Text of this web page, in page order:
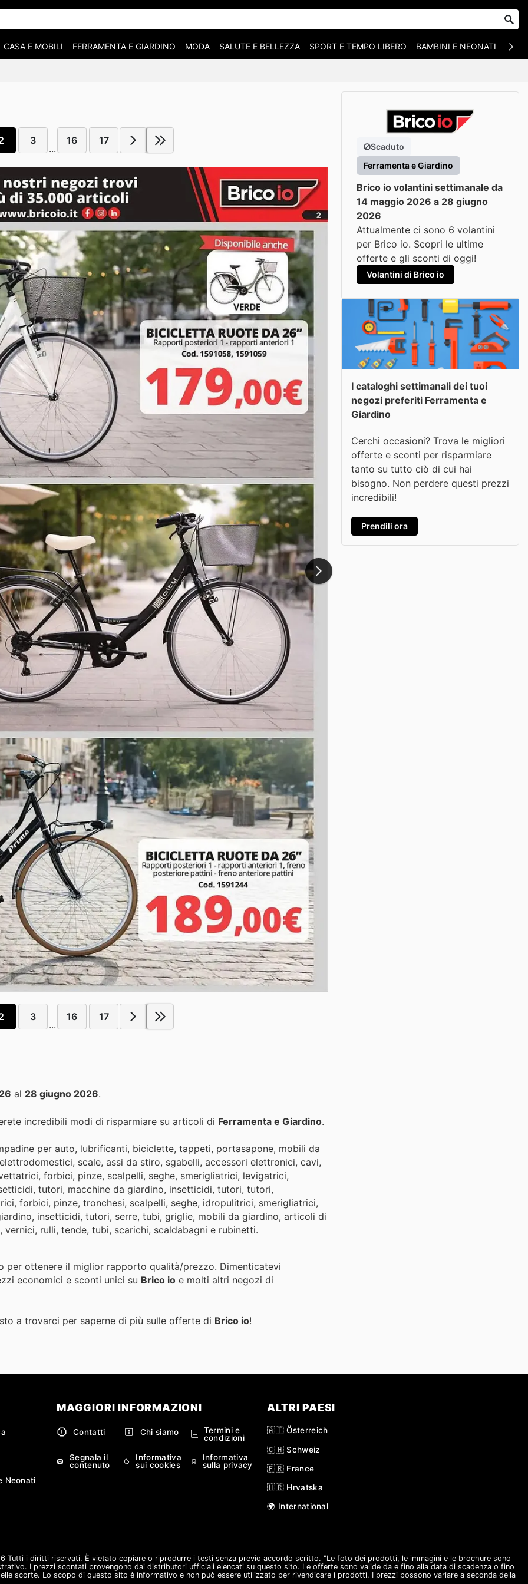
CASA E MOBILI FERRAMENTA E GIARDINO MODA SALUTE E BELLEZZA SPORT E TEMPO LIBERO BAMBINI E NEONATI
3
...
16 17
3
...
16 17
al 28 giugno 2026.
incredibili modi di risparmiare su articoli di Ferramenta e Giardino.
per auto, lubrificanti, biciclette, tappeti, portasapone, mobili da
scale, assi da stiro, sgabelli, accessori elettronici, cavi,
forbici, pinze, scalpelli, seghe, smerigliatrici, levigatrici,
tutori, macchine da giardino, insetticidi, tutori, tutori,
forbici, pinze, tronchesi, scalpelli, seghe, idropulitrici, smerigliatrici,
insetticidi, tutori, serre, tubi, griglie, mobili da giardino, articoli di
rulli, tende, tubi, scarichi, scaldabagni e rubinetti.
ottenere il miglior rapporto qualità/prezzo. Dimenticatevi
economici e sconti unici su Brico io e molti altri negozi di
a trovarci per saperne di più sulle offerte di Brico io!
Scaduto
Ferramenta e Giardino
Brico io volantini settimanale da
14 maggio 2026 a 28 giugno
2026
Attualmente ci sono 6 volantini
per Brico io. Scopri le ultime
offerte e gli sconti di oggi!
Volantini di Brico io
I cataloghi settimanali dei tuoi
negozi preferiti Ferramenta e
Giardino
Cerchi occasioni? Trova le migliori
offerte e sconti per risparmiare
tanto su tutto ciò di cui hai
bisogno. Non perdere questi prezzi
incredibili!
Prendili ora
Neonati
MAGGIORI INFORMAZIONI
Contatti Chi siamo
Termini e
condizioni
Segnala il
contenuto
Informativa
sui cookies
Informativa
sulla privacy
ALTRI PAESI
🇦🇹 Österreich
🇨🇭 Schweiz
🇫🇷 France
🇭🇷 Hrvatska
🌍 International
Tutti i diritti riservati. È vietato copiare o riprodurre i testi senza previo accordo scritto. "Le foto dei prodotti, le immagini e le brochure sono
I prezzi scontati provengono dai distributori ufficiali elencati su questo sito. Le offerte sono valide da e fino alla data di scadenza o fino
scorte. Lo scopo di questo sito è informativo e non può essere utilizzato per rivendicare i prodotti. I prezzi possono variare a seconda della